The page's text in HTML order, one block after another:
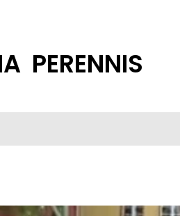
PERENNIS